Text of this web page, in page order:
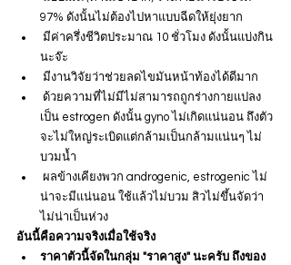
97% ดังนั้นไม่ต้องไปหาแบบฉีดให้ยุ่งยาก
นะจ๊ะ
มีงานวิจัยว่าช่วยลดไขมันหน้าท้องได้ดีมาก
เป็น estrogen ดังนั้น gyno ไม่เกิดแน่นอน ถึงตัว
จะไม่ใหญ่ระเบิดแต่กล้ามเป็นกล้ามแน่นๆ ไม่
บวมน้ำ
น่าจะมีแน่นอน ใช้แล้วไม่บวม สิวไม่ขึ้นจัดว่า
ไม่น่าเป็นห่วง
อันนี้คือความจริงเมื่อใช้จริง
ราคาตัวนี้จัดในกลุ่ม "ราคาสูง" นะครับ ถึงของ